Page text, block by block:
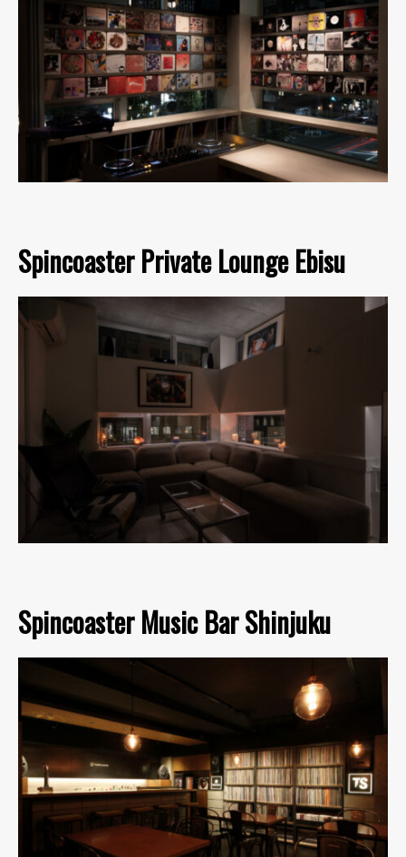
Spincoaster Private Lounge Ebisu
Spincoaster Music Bar Shinjuku